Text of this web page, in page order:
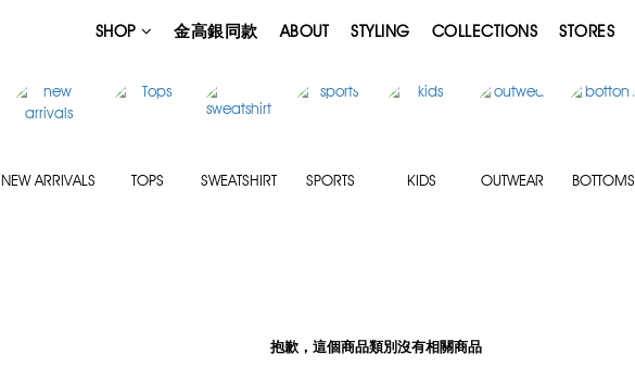
SHOP 金高銀同款 ABOUT STYLING COLLECTIONS STORES
NEW ARRIVALS TOPS SWEATSHIRT SPORTS KIDS OUTWEAR BOTTOMS
抱歉，這個商品類別沒有相關商品